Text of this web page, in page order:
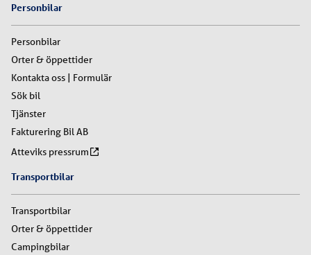
Personbilar
Personbilar
Orter & öppettider
Kontakta oss | Formulär
Sök bil
Tjänster
Fakturering Bil AB
Atteviks pressrum
Transportbilar
Transportbilar
Orter & öppettider
Campingbilar